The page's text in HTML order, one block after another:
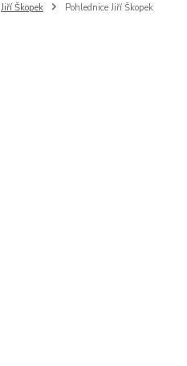
Jiří Škopek
Pohlednice Jiří Škopek